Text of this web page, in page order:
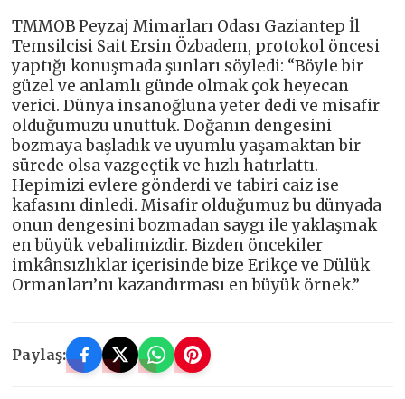
TMMOB Peyzaj Mimarları Odası Gaziantep İl
Temsilcisi Sait Ersin Özbadem, protokol öncesi
yaptığı konuşmada şunları söyledi: “Böyle bir
güzel ve anlamlı günde olmak çok heyecan
verici. Dünya insanoğluna yeter dedi ve misafir
olduğumuzu unuttuk. Doğanın dengesini
bozmaya başladık ve uyumlu yaşamaktan bir
sürede olsa vazgeçtik ve hızlı hatırlattı.
Hepimizi evlere gönderdi ve tabiri caiz ise
kafasını dinledi. Misafir olduğumuz bu dünyada
onun dengesini bozmadan saygı ile yaklaşmak
en büyük vebalimizdir. Bizden öncekiler
imkânsızlıklar içerisinde bize Erikçe ve Dülük
Ormanları’nı kazandırması en büyük örnek.”
Paylaş: